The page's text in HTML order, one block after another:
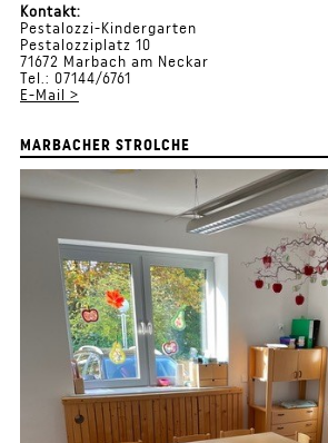
Kontakt:
Pestalozzi-Kindergarten
Pestalozziplatz 10
71672 Marbach am Neckar
Tel.: 07144/6761
E-Mail >
MARBACHER STROLCHE